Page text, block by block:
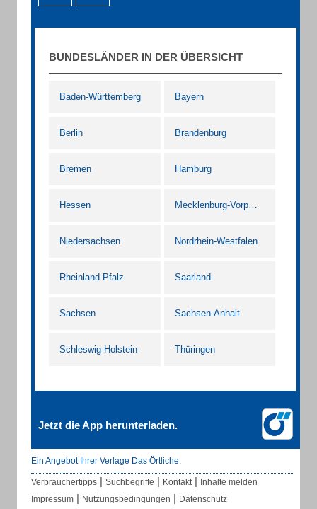
BUNDESLÄNDER IN DER ÜBERSICHT
Baden-Württemberg Bayern
Berlin Brandenburg
Bremen Hamburg
Hessen Mecklenburg-Vorpommern
Niedersachsen Nordrhein-Westfalen
Rheinland-Pfalz Saarland
Sachsen Sachsen-Anhalt
Schleswig-Holstein Thüringen
Jetzt die App herunterladen.
Ein Angebot Ihrer Verlage Das Örtliche.
Verbrauchertipps | Suchbegriffe | Kontakt | Inhalte melden
Impressum | Nutzungsbedingungen | Datenschutz